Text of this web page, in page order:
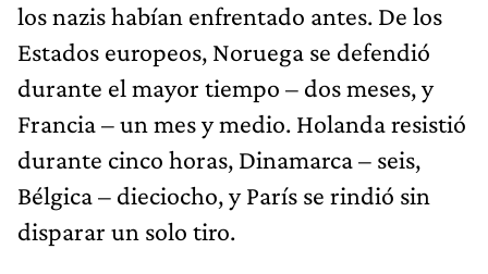
los nazis habían enfrentado antes. De los
Estados europeos, Noruega se defendió
durante el mayor tiempo – dos meses, y
Francia – un mes y medio. Holanda resistió
durante cinco horas, Dinamarca – seis,
Bélgica – dieciocho, y París se rindió sin
disparar un solo tiro.